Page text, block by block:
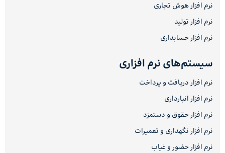
نرم افزار هوش تجاری
نرم افزار تولید
نرم افزار حسابداری
سیستم‌های نرم افزاری
نرم افزار دریافت و پرداخت
نرم افزار انبارداری
نرم افزار حقوق و دستمزد
نرم افزار نگهداری و تعمیرات
نرم افزار حضور و غیاب